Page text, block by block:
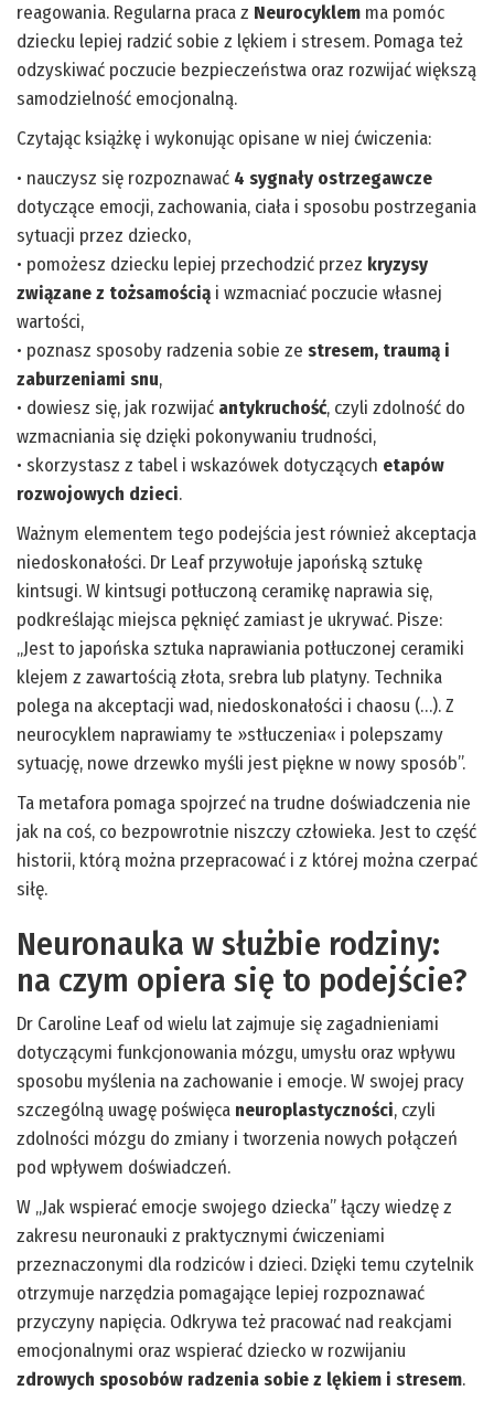
reagowania. Regularna praca z Neurocyklem ma pomóc
dziecku lepiej radzić sobie z lękiem i stresem. Pomaga też
odzyskiwać poczucie bezpieczeństwa oraz rozwijać większą
samodzielność emocjonalną.
Czytając książkę i wykonując opisane w niej ćwiczenia:
• nauczysz się rozpoznawać 4 sygnały ostrzegawcze
dotyczące emocji, zachowania, ciała i sposobu postrzegania
sytuacji przez dziecko,
• pomożesz dziecku lepiej przechodzić przez kryzysy
związane z tożsamością i wzmacniać poczucie własnej
wartości,
• poznasz sposoby radzenia sobie ze stresem, traumą i
zaburzeniami snu,
• dowiesz się, jak rozwijać antykruchość, czyli zdolność do
wzmacniania się dzięki pokonywaniu trudności,
• skorzystasz z tabel i wskazówek dotyczących etapów
rozwojowych dzieci.
Ważnym elementem tego podejścia jest również akceptacja
niedoskonałości. Dr Leaf przywołuje japońską sztukę
kintsugi. W kintsugi potłuczoną ceramikę naprawia się,
podkreślając miejsca pęknięć zamiast je ukrywać. Pisze:
„Jest to japońska sztuka naprawiania potłuczonej ceramiki
klejem z zawartością złota, srebra lub platyny. Technika
polega na akceptacji wad, niedoskonałości i chaosu (…). Z
neurocyklem naprawiamy te »stłuczenia« i polepszamy
sytuację, nowe drzewko myśli jest piękne w nowy sposób”.
Ta metafora pomaga spojrzeć na trudne doświadczenia nie
jak na coś, co bezpowrotnie niszczy człowieka. Jest to część
historii, którą można przepracować i z której można czerpać
siłę.
Neuronauka w służbie rodziny:
na czym opiera się to podejście?
Dr Caroline Leaf od wielu lat zajmuje się zagadnieniami
dotyczącymi funkcjonowania mózgu, umysłu oraz wpływu
sposobu myślenia na zachowanie i emocje. W swojej pracy
szczególną uwagę poświęca neuroplastyczności, czyli
zdolności mózgu do zmiany i tworzenia nowych połączeń
pod wpływem doświadczeń.
W „Jak wspierać emocje swojego dziecka” łączy wiedzę z
zakresu neuronauki z praktycznymi ćwiczeniami
przeznaczonymi dla rodziców i dzieci. Dzięki temu czytelnik
otrzymuje narzędzia pomagające lepiej rozpoznawać
przyczyny napięcia. Odkrywa też pracować nad reakcjami
emocjonalnymi oraz wspierać dziecko w rozwijaniu
zdrowych sposobów radzenia sobie z lękiem i stresem.